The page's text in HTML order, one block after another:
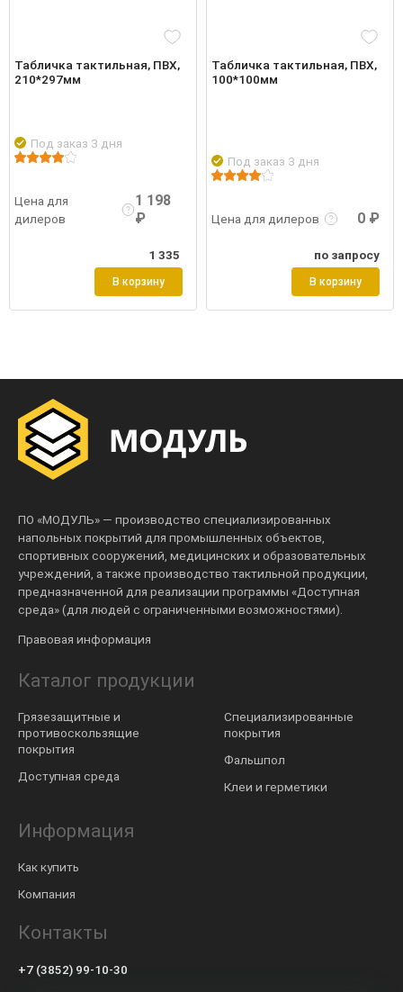
Табличка тактильная, ПВХ,
210*297мм
Под заказ 3 дня
Цена для
дилеров
1 198
₽
1 335
В корзину
Табличка тактильная, ПВХ,
100*100мм
Под заказ 3 дня
Цена для дилеров
Подробнее
0 ₽
по запросу
В корзину
ПО «МОДУЛЬ» — производство специализированных
напольных покрытий для промышленных объектов,
спортивных сооружений, медицинских и образовательных
учреждений, а также производство тактильной продукции,
предназначенной для реализации программы «Доступная
среда» (для людей с ограниченными возможностями).
Правовая информация
Каталог продукции
Грязезащитные и
противоскользящие
покрытия
Доступная среда
Специализированные
покрытия
Фальшпол
Клеи и герметики
Информация
Как купить
Компания
Контакты
+7 (3852) 99-10-30